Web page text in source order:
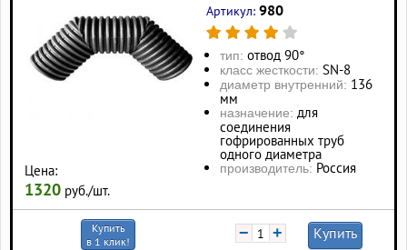
Цена:
1320 руб./шт.
Артикул: 980
тип: отвод 90°
класс жесткости: SN-8
диаметр внутренний: 136
мм
назначение: для
соединения
гофрированных труб
одного диаметра
производитель: Россия
Купить
в 1 клик!
− + Купить